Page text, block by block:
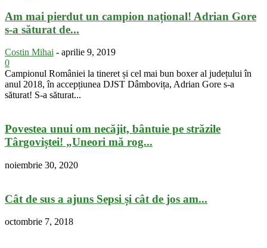
Am mai pierdut un campion național! Adrian Gore
s-a săturat de...
Costin Mihai - aprilie 9, 2019
0
Campionul României la tineret și cel mai bun boxer al județului în
anul 2018, în accepțiunea DJST Dâmbovița, Adrian Gore s-a
săturat! S-a săturat...
Povestea unui om necăjit, bântuie pe străzile
Târgoviștei! „Uneori mă rog...
noiembrie 30, 2020
Cât de sus a ajuns Sepsi și cât de jos am...
octombrie 7, 2018